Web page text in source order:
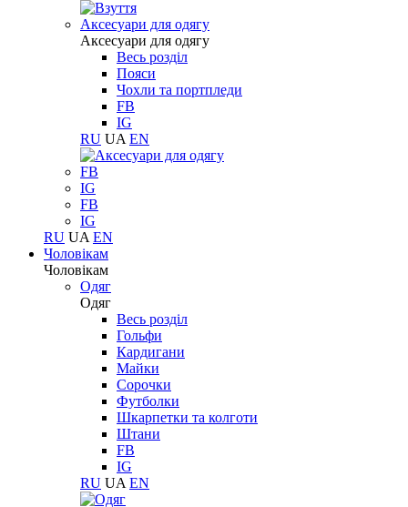
Aксесуари для одягу
Aксесуари для одягу
Весь розділ
Пояси
Чохли та портпледи
FB
IG
RU UA EN
FB
IG
FB
IG
RU UA EN
Чоловікам
Чоловікам
Одяг
Одяг
Весь розділ
Гольфи
Кардигани
Майки
Сорочки
Футболки
Шкарпетки та колготи
Штани
FB
IG
RU UA EN